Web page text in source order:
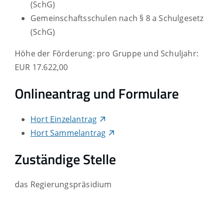
(SchG)
Gemeinschaftsschulen nach § 8 a Schulgesetz
(SchG)
Höhe der Förderung: pro Gruppe und Schuljahr:
EUR 17.622,00
Onlineantrag und Formulare
Hort Einzelantrag
Hort Sammelantrag
Zuständige Stelle
das Regierungspräsidium